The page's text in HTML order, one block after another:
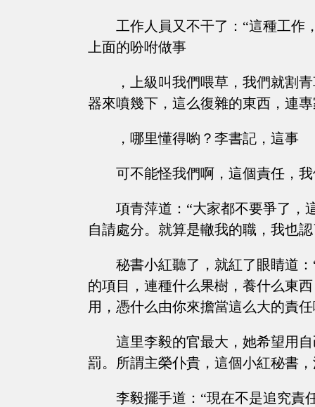
工作人員又不干了：“這種工作
上面的吩咐做事
，上級叫我們喂草，我們就割
器來噴幾下，這么復雜的東西，連
，哪里懂得喲？李書記，這事
可不能怪我們啊，這個責任，
項青萍道：“大家都不要爭了，
自請處分。就算是轍我的職，我也
秘書小紅聽了，就紅了眼睛道
的項目，連種什么果樹，養什么東
用，憑什么由你來擔當這么大的責
這里李毅的官最大，她希望用
罰。所謂主榮仆貴，這個小紅秘書
李毅擺手道：“現在不是追究責